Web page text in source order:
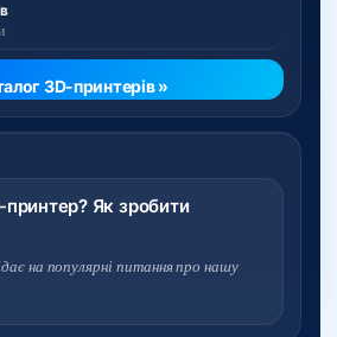
3D-принтерів »
Як зробити
на популярні питання про нашу